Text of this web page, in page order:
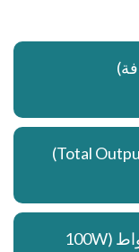
يصل إلى 100 واط (100W